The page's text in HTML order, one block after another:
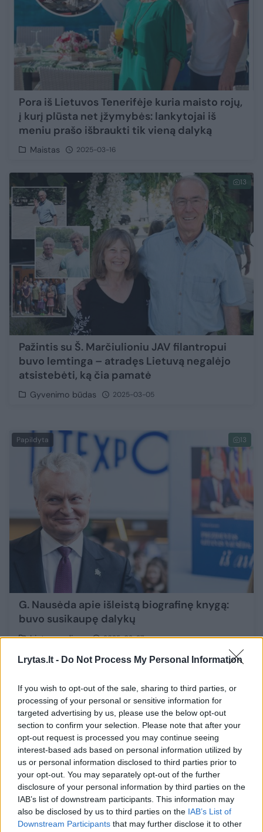
Lrytas.lt - Do Not Process My Personal Information
If you wish to opt-out of the sale, sharing to third parties, or
processing of your personal or sensitive information for
targeted advertising by us, please use the below opt-out
section to confirm your selection. Please note that after your
opt-out request is processed you may continue seeing
interest-based ads based on personal information utilized by
us or personal information disclosed to third parties prior to
your opt-out. You may separately opt-out of the further
disclosure of your personal information by third parties on the
IAB’s list of downstream participants. This information may
also be disclosed by us to third parties on the IAB’s List of
Downstream Participants that may further disclose it to other
Pora iš Lietuvos Tenerifėje kuria maisto rojų,
į kurį plūsta net įžymybės: lankytojai iš
meniu prašo išbraukti tik vieną dalyką
Maistas 2025-03-16
13
Pažintis su Š. Marčiulioniu JAV filantropui
buvo lemtinga – atradęs Lietuvą negalėjo
atsistebėti, ką čia pamatė
Gyvenimo būdas 2025-03-05
Papildyta 13
G. Nausėda apie išleistą biografinę knygą:
buvo susikaupę dalykų
Lietuvos diena 2025-02-27